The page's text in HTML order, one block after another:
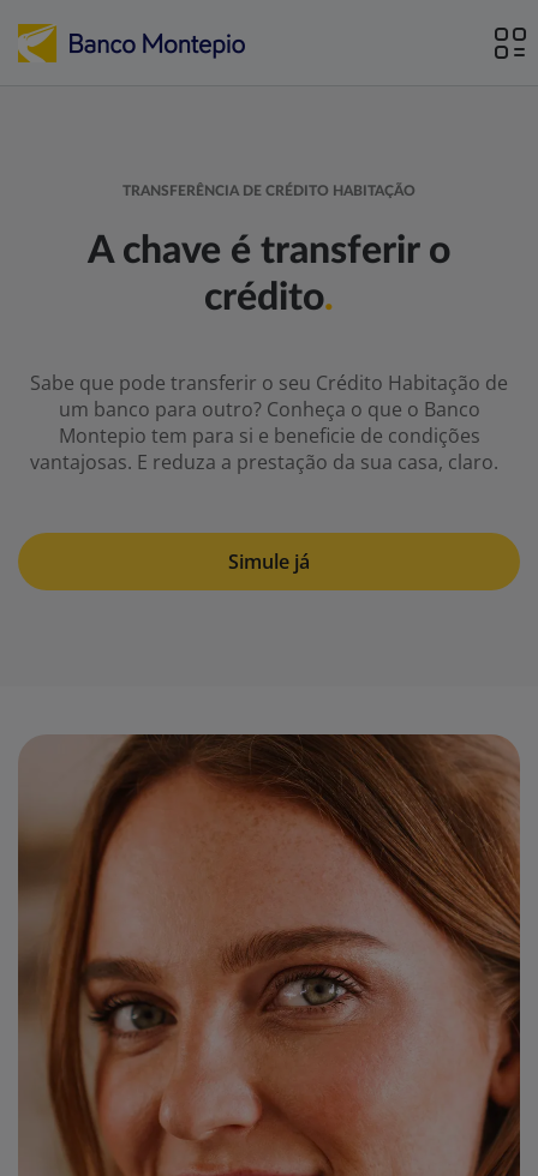
TRANSFERÊNCIA DE CRÉDITO HABITAÇÃO
A chave é transferir o
crédito.
Sabe que pode transferir o seu Crédito Habitação de
um banco para outro? Conheça o que o Banco
Montepio tem para si e beneficie de condições
vantajosas. E reduza a prestação da sua casa, claro.
Simule já